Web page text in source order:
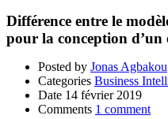
Différence entre le
pour la conception d’un
Posted by Jonas Agbakou
Categories Business
Date 14 février 2019
Comments 1 comment